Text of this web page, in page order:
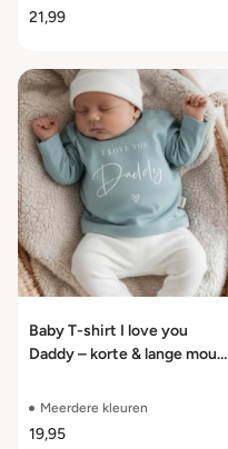
21,99
Baby T-shirt I love you
Daddy – korte & lange mouw
Meerdere kleuren
19,95